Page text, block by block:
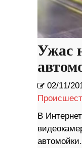
Ужас
02/11/
В